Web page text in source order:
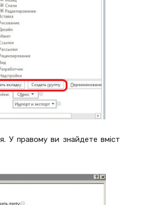
У правому ви знайдете вміст